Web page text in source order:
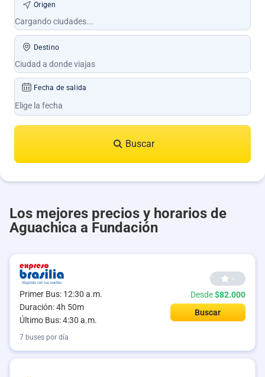
Origen
Destino
Fecha de salida
Buscar
Los mejores precios y horarios de
Aguachica a Fundación
Primer Bus: 12:30 a.m.
Duración: 4h 50m
Último Bus: 4:30 a.m.
--
Desde$82.000
Buscar
7 buses por día